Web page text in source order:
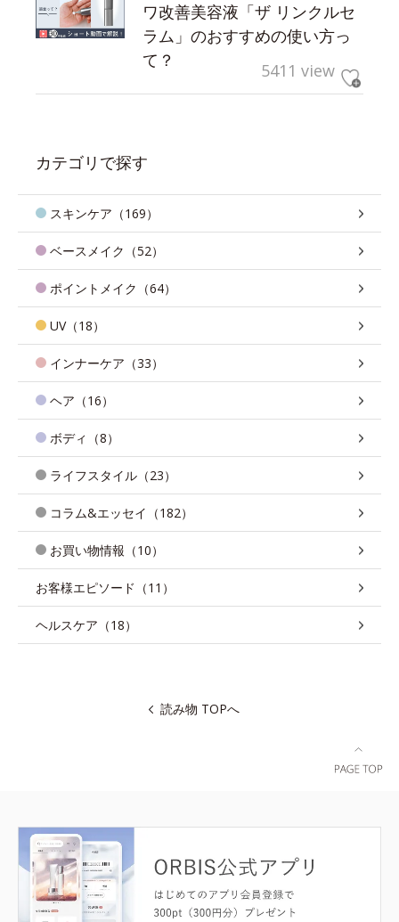
ワ改善美容液「ザ リンクルセ
ラム」のおすすめの使い方っ
て？
5411 view
カテゴリで探す
スキンケア（169）
ベースメイク（52）
ポイントメイク（64）
UV（18）
インナーケア（33）
ヘア（16）
ボディ（8）
ライフスタイル（23）
コラム&エッセイ（182）
お買い物情報（10）
お客様エピソード（11）
ヘルスケア（18）
読み物 TOPへ